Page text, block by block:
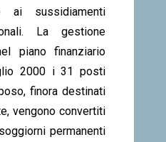
ai sussidiamenti
La gestione
piano finanziario
2000 i 31 posti
finora destinati
vengono convertiti
permanenti